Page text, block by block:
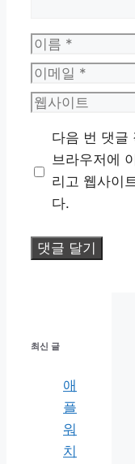
이
름
이
메
일
웹
트
다음 번 댓글
브라우저에
리고 웹사이
다.
최신 글
애
플
워
치